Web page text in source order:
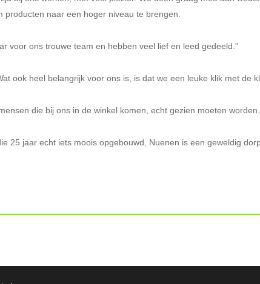
producten naar een hoger niveau te brengen.
voor ons trouwe team en hebben veel lief en leed gedeeld.”
ook heel belangrijk voor ons is, is dat we een leuke klik met de
die bij ons in de winkel komen, echt gezien moeten worden.
25 jaar echt iets moois opgebouwd, Nuenen is een geweldig